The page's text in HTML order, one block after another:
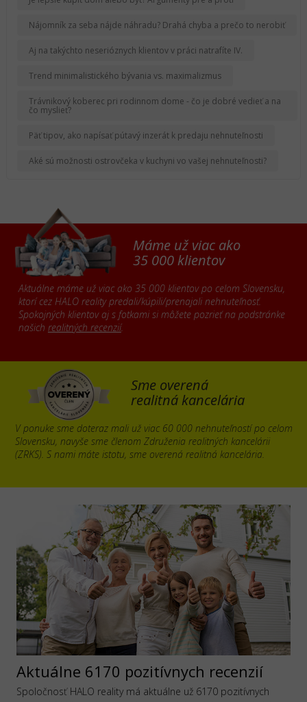
Nájomník za seba nájde náhradu? Drahá chyba a prečo to nerobiť
Aj na takýchto neserióznych klientov v práci natrafíte IV.
Trend minimalistického bývania vs. maximalizmus
Trávnikový koberec pri rodinnom dome - čo je dobré vedieť a na
čo myslieť?
Päť tipov, ako napísať pútavý inzerát k predaju nehnuteľnosti
Aké sú možnosti ostrovčeka v kuchyni vo vašej nehnuteľnosti?
Máme už viac ako
35 000 klientov
Aktuálne máme už viac ako 35 000 klientov po celom Slovensku,
ktorí cez HALO reality predali/kúpili/prenajali nehnuteľnosť.
Spokojných klientov aj s fotkami si môžete pozrieť na podstránke
našich realitných recenzií.
Sme overená
realitná kancelária
V ponuke sme doteraz mali už viac 60 000 nehnuteľností po celom
Slovensku, navyše sme členom Združenia realitných kancelárii
(ZRKS). S nami máte istotu, sme overená realitná kancelária.
Aktuálne 6170 pozitívnych recenzií
Spoločnosť HALO reality má aktuálne už 6170 pozitívnych